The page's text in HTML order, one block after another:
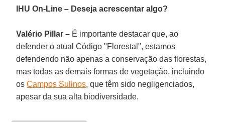
IHU On-Line – Deseja acrescentar algo?
Valério Pillar – É importante destacar que, ao
defender o atual Código "Florestal", estamos
defendendo não apenas a conservação das florestas,
mas todas as demais formas de vegetação, incluindo
osCampos Sulinos, que têm sido negligenciados,
apesar da sua alta biodiversidade.